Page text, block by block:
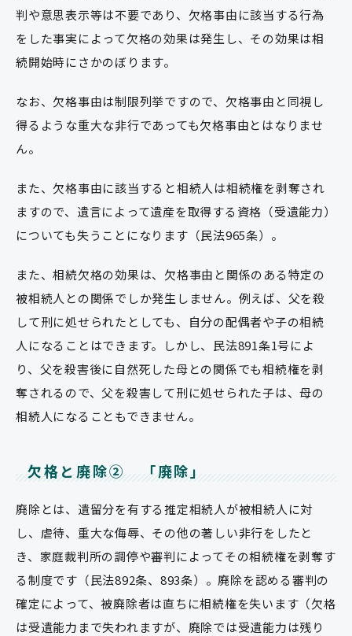
判や意思表示等は不要であり、欠格事由に該当する行為
をした事実によって欠格の効果は発生し、その効果は相
続開始時にさかのぼります。
なお、欠格事由は制限列挙ですので、欠格事由と同視し
得るような重大な非行であっても欠格事由とはなりませ
ん。
また、欠格事由に該当すると相続人は相続権を剥奪され
ますので、遺言によって遺産を取得する資格（受遺能力）
についても失うことになります（民法965条）。
また、相続欠格の効果は、欠格事由と関係のある特定の
被相続人との関係でしか発生しません。例えば、父を殺
して刑に処せられたとしても、自分の配偶者や子の相続
人になることはできます。しかし、民法891条1号によ
り、父を殺害後に自然死した母との関係でも相続権を剥
奪されるので、父を殺害して刑に処せられた子は、母の
相続人になることもできません。
欠格と廃除② 「廃除」
廃除とは、遺留分を有する推定相続人が被相続人に対
し、虐待、重大な侮辱、その他の著しい非行をしたと
き、家庭裁判所の調停や審判によってその相続権を剥奪す
る制度です（民法892条、893条）。廃除を認める審判の
確定によって、被廃除者は直ちに相続権を失います（欠格
は受遺能力まで失われますが、廃除では受遺能力は残り